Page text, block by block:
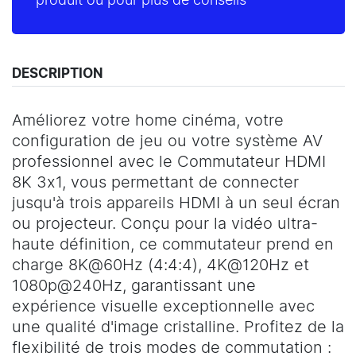
DESCRIPTION
Améliorez votre home cinéma, votre
configuration de jeu ou votre système AV
professionnel avec le Commutateur HDMI
8K 3x1, vous permettant de connecter
jusqu'à trois appareils HDMI à un seul écran
ou projecteur. Conçu pour la vidéo ultra-
haute définition, ce commutateur prend en
charge 8K@60Hz (4:4:4), 4K@120Hz et
1080p@240Hz, garantissant une
expérience visuelle exceptionnelle avec
une qualité d'image cristalline. Profitez de la
flexibilité de trois modes de commutation :